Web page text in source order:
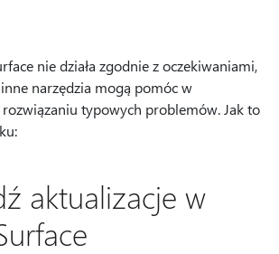
nie działa zgodnie z oczekiwaniami,
narzędzia mogą pomóc w
typowych problemów. Jak to
aktualizacje w